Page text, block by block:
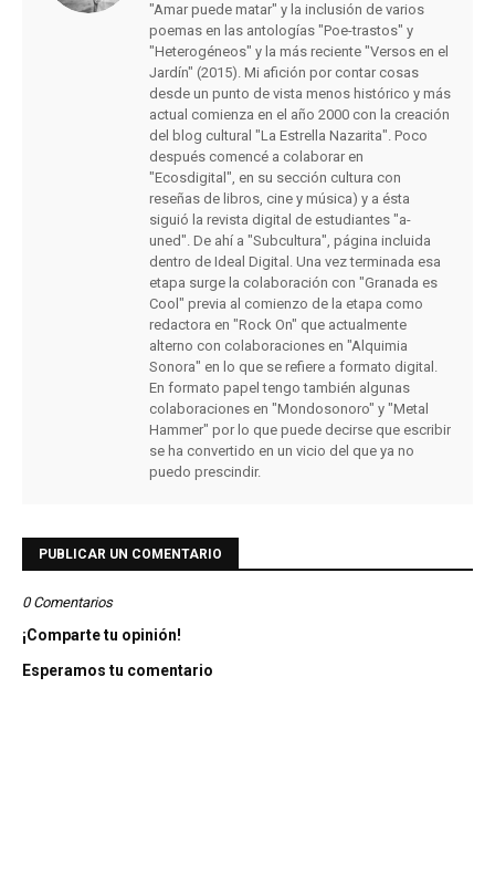
"Amar puede matar" y la inclusión de varios
poemas en las antologías "Poe-trastos" y
"Heterogéneos" y la más reciente "Versos en el
Jardín" (2015). Mi afición por contar cosas
desde un punto de vista menos histórico y más
actual comienza en el año 2000 con la creación
del blog cultural "La Estrella Nazarita". Poco
después comencé a colaborar en
"Ecosdigital", en su sección cultura con
reseñas de libros, cine y música) y a ésta
siguió la revista digital de estudiantes "a-
uned". De ahí a "Subcultura", página incluida
dentro de Ideal Digital. Una vez terminada esa
etapa surge la colaboración con "Granada es
Cool" previa al comienzo de la etapa como
redactora en "Rock On" que actualmente
alterno con colaboraciones en "Alquimia
Sonora" en lo que se refiere a formato digital.
En formato papel tengo también algunas
colaboraciones en "Mondosonoro" y "Metal
Hammer" por lo que puede decirse que escribir
se ha convertido en un vicio del que ya no
puedo prescindir.
PUBLICAR UN COMENTARIO
0 Comentarios
¡Comparte tu opinión!
Esperamos tu comentario